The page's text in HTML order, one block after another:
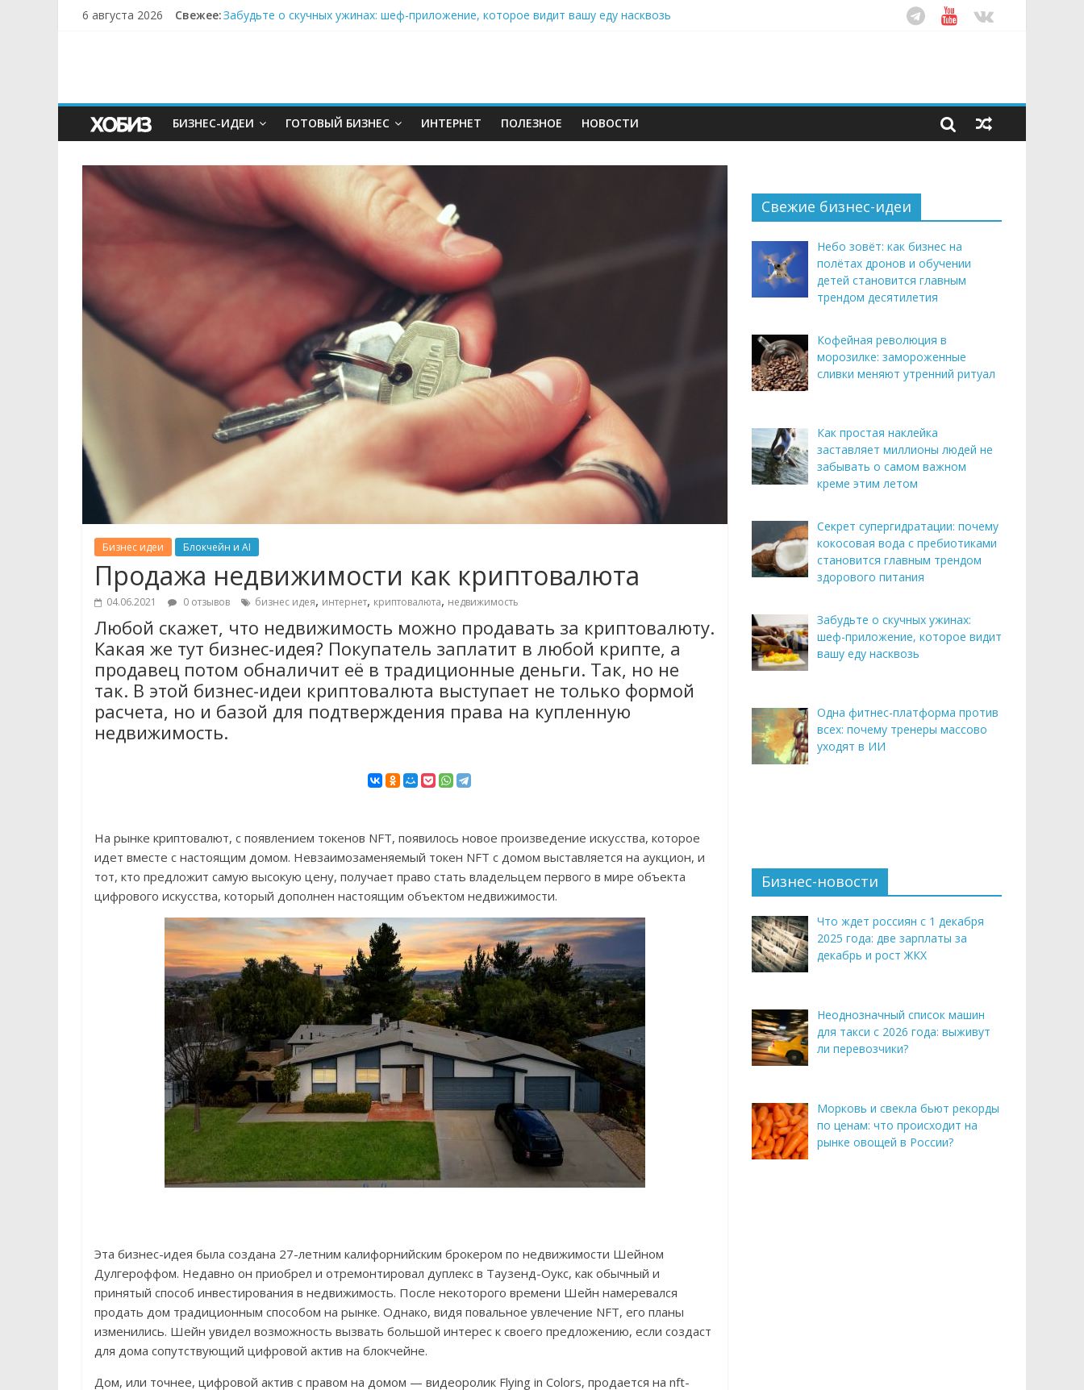
6 августа 2026 Свежее:Забудьте о скучных ужинах: шеф-приложение, которое видит вашу еду насквозь
БИЗНЕС-ИДЕИ ГОТОВЫЙ БИЗНЕС ИНТЕРНЕТ ПОЛЕЗНОЕ НОВОСТИ
Бизнес идеи Блокчейн и AI
Продажа недвижимости как криптовалюта
04.06.2021 0 отзывов бизнес идея, интернет, криптовалюта, недвижимость
Любой скажет, что недвижимость можно продавать за криптовалюту.
Какая же тут бизнес-идея? Покупатель заплатит в любой крипте, а
продавец потом обналичит её в традиционные деньги. Так, но не
так. В этой бизнес-идеи криптовалюта выступает не только формой
расчета, но и базой для подтверждения права на купленную
недвижимость.
На рынке криптовалют, с появлением токенов NFT, появилось новое произведение искусства, которое
идет вместе с настоящим домом. Невзаимозаменяемый токен NFT с домом выставляется на аукцион, и
тот, кто предложит самую высокую цену, получает право стать владельцем первого в мире объекта
цифрового искусства, который дополнен настоящим объектом недвижимости.
Эта бизнес-идея была создана 27-летним калифорнийским брокером по недвижимости Шейном
Дулгероффом. Недавно он приобрел и отремонтировал дуплекс в Таузенд-Оукс, как обычный и
принятый способ инвестирования в недвижимость. После некоторого времени Шейн намеревался
продать дом традиционным способом на рынке. Однако, видя повальное увлечение NFT, его планы
изменились. Шейн увидел возможность вызвать большой интерес к своего предложению, если создаст
для дома сопутствующий цифровой актив на блокчейне.
Дом, или точнее, цифровой актив с правом на домом — видеоролик Flying in Colors, продается на nft-
Свежие бизнес-идеи
Небо зовёт: как бизнес на
полётах дронов и обучении
детей становится главным
трендом десятилетия
Кофейная революция в
морозилке: замороженные
сливки меняют утренний ритуал
Как простая наклейка
заставляет миллионы людей не
забывать о самом важном
креме этим летом
Секрет супергидратации: почему
кокосовая вода с пребиотиками
становится главным трендом
здорового питания
Забудьте о скучных ужинах:
шеф-приложение, которое видит
вашу еду насквозь
Одна фитнес-платформа против
всех: почему тренеры массово
уходят в ИИ
Бизнес-новости
Что ждет россиян с 1 декабря
2025 года: две зарплаты за
декабрь и рост ЖКХ
Неоднозначный список машин
для такси с 2026 года: выживут
ли перевозчики?
Морковь и свекла бьют рекорды
по ценам: что происходит на
рынке овощей в России?